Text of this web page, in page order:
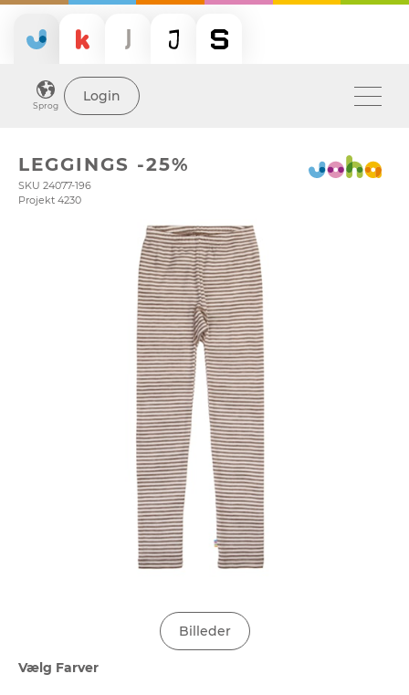
Sprog
Login
LEGGINGS -25%
SKU 24077-196
Projekt 4230
Billeder
Vælg Farver